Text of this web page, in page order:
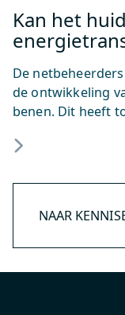
Kan het
De
de ontwikkeling
benen. Dit heeft
NAAR